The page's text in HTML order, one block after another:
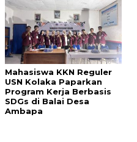
Mahasiswa KKN Reguler
USN Kolaka Paparkan
Program Kerja Berbasis
SDGs di Balai Desa
Ambapa